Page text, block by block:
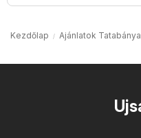
Kezdőlap Ajánlatok Tatabánya